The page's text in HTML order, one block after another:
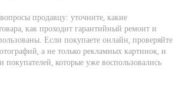
продавцу: уточните, какие
как проходит гарантийный ремонт и
Если покупаете онлайн, проверяйте
а не только рекламных картинок, и
покупателей, которые уже воспользовались